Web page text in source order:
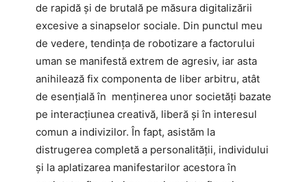
de rapidă și de brutală pe măsura digitalizării
excesive a sinapselor sociale. Din punctul meu
de vedere, tendința de robotizare a factorului
uman se manifestă extrem de agresiv, iar asta
anihilează fix componenta de liber arbitru, atât
de esențială în menținerea unor societăți bazate
pe interacțiunea creativă, liberă și în interesul
comun a indivizilor. În fapt, asistăm la
distrugerea completă a personalității, individului
și la aplatizarea manifestarilor acestora în